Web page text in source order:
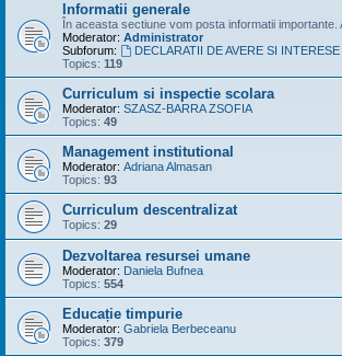
Informatii generale
În aceasta sectiune vom posta informatii importante.
Moderator: Administrator
Subforum:
DECLARATII DE AVERE SI INTERESE
Topics: 119
Curriculum si inspectie scolara
Moderator: SZASZ-BARRA ZSOFIA
Topics: 49
Management institutional
Moderator: Adriana Almasan
Topics: 93
Curriculum descentralizat
Topics: 29
Dezvoltarea resursei umane
Moderator: Daniela Bufnea
Topics: 554
Educație timpurie
Moderator: Gabriela Berbeceanu
Topics: 379